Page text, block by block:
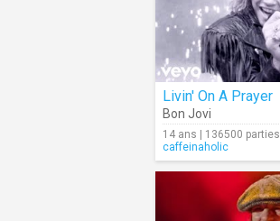
Livin' On A Prayer
Bon Jovi
14 ans | 136500 parties
caffeinaholic